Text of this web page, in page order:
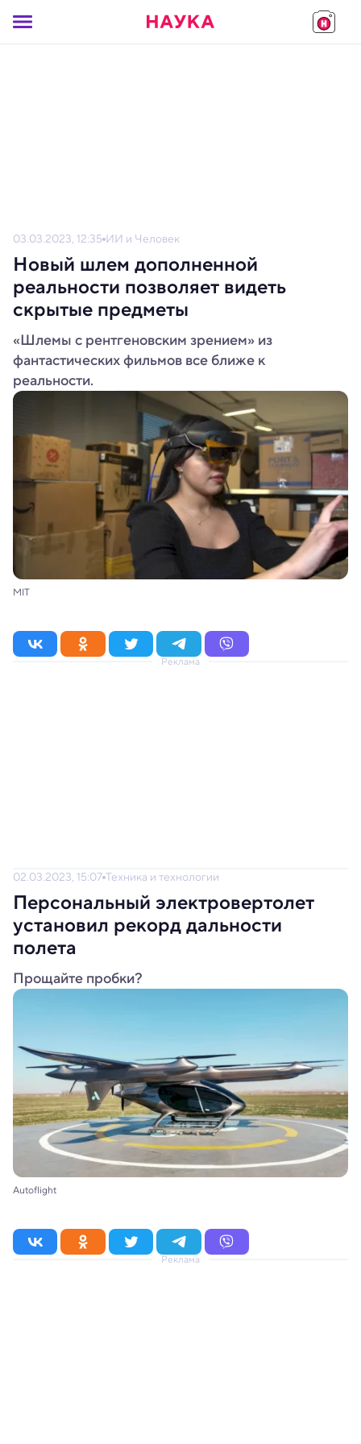
03.03.2023, 12:35 ИИ и Человек
Новый шлем дополненной
реальности позволяет видеть
скрытые предметы
«Шлемы с рентгеновским зрением» из
фантастических фильмов все ближе к
реальности.
MIT
Реклама
02.03.2023, 15:07 Техника и технологии
Персональный электровертолет
установил рекорд дальности
полета
Прощайте пробки?
Autoflight
Реклама